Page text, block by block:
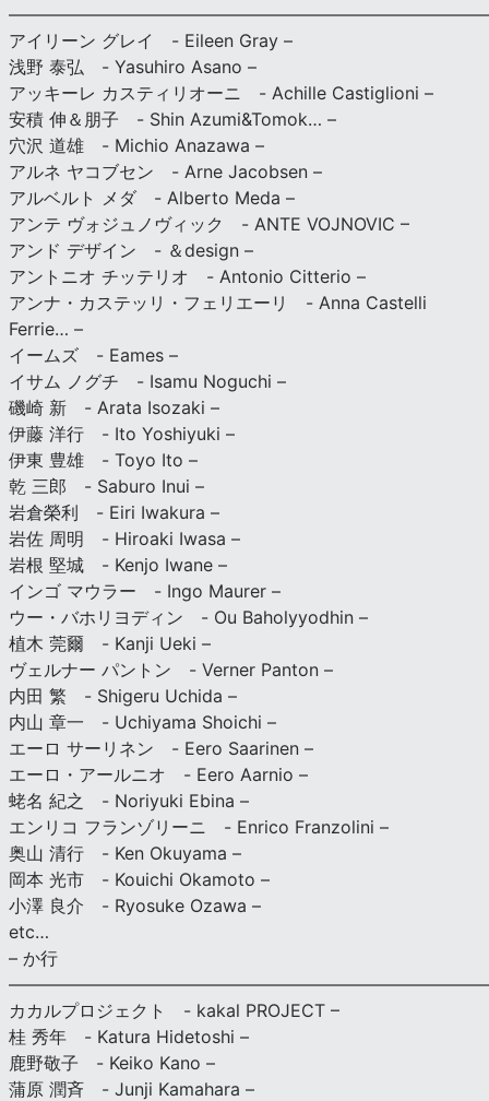
アイリーン グレイ - Eileen Gray –
浅野 泰弘 - Yasuhiro Asano –
アッキーレ カスティリオーニ - Achille Castiglioni –
安積 伸＆朋子 - Shin Azumi&Tomok… –
穴沢 道雄 - Michio Anazawa –
アルネ ヤコブセン - Arne Jacobsen –
アルベルト メダ - Alberto Meda –
アンテ ヴォジュノヴィック - ANTE VOJNOVIC –
アンド デザイン - ＆design –
アントニオ チッテリオ - Antonio Citterio –
アンナ・カステッリ・フェリエーリ - Anna Castelli
Ferrie… –
イームズ - Eames –
イサム ノグチ - Isamu Noguchi –
磯崎 新 - Arata Isozaki –
伊藤 洋行 - Ito Yoshiyuki –
伊東 豊雄 - Toyo Ito –
乾 三郎 - Saburo Inui –
岩倉榮利 - Eiri Iwakura –
岩佐 周明 - Hiroaki Iwasa –
岩根 堅城 - Kenjo Iwane –
インゴ マウラー - Ingo Maurer –
ウー・バホリヨディン - Ou Baholyyodhin –
植木 莞爾 - Kanji Ueki –
ヴェルナー パントン - Verner Panton –
内田 繁 - Shigeru Uchida –
内山 章一 - Uchiyama Shoichi –
エーロ サーリネン - Eero Saarinen –
エーロ・アールニオ - Eero Aarnio –
蛯名 紀之 - Noriyuki Ebina –
エンリコ フランゾリーニ - Enrico Franzolini –
奥山 清行 - Ken Okuyama –
岡本 光市 - Kouichi Okamoto –
小澤 良介 - Ryosuke Ozawa –
etc…
– か行
カカルプロジェクト - kakal PROJECT –
桂 秀年 - Katura Hidetoshi –
鹿野敬子 - Keiko Kano –
蒲原 潤斉 - Junji Kamahara –